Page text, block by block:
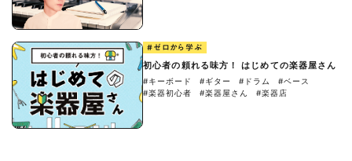
#ゼロから学ぶ
初心者の頼れる味方！ はじめての楽器屋さん
#キーボード #ギター #ドラム
#ベース
#楽器初心者
#楽器屋さん #楽器店